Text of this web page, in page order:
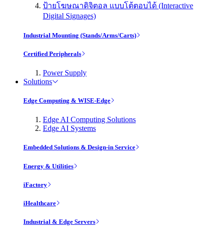
ป้ายโฆษณาดิจิตอล แบบโต้ตอบได้ (Interactive
Digital Signages)
Industrial Mounting (Stands/Arms/Carts)
Certified Peripherals
Power Supply
Solutions
Edge Computing & WISE-Edge
Edge AI Computing Solutions
Edge AI Systems
Embedded Solutions & Design-in Service
Energy & Utilities
iFactory
iHealthcare
Industrial & Edge Servers